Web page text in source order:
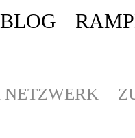
Verwende stattdessen
BLOG
NETZWERK